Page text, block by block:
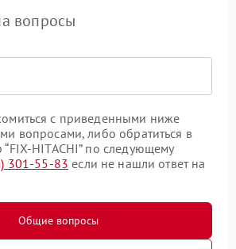
вопросы
с приведенными ниже
вопросами, либо обратиться в
HITACHI” по следующему
301-55-83 если не нашли ответ на
Общие вопросы